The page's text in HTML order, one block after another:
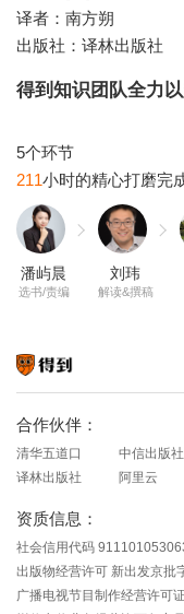
译者：南方朔
出版社：译林出版社
得到知识团队全力
211
潘屿晨
选书/责编
刘玮
解读&撰稿
合作伙伴：
清华五道口 中信出版社
译林出版社
阿里云
资质信息：
社会信用代码
出版物经营许可 新出发京批
广播电视节目制作经营许可